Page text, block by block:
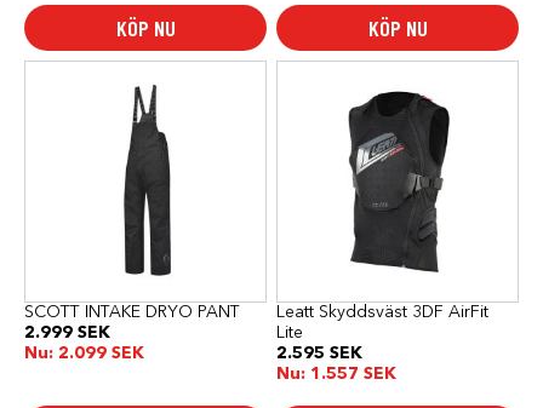
KÖP NU KÖP NU
SCOTT INTAKE DRYO PANT
2.999 SEK
Nu: 2.099 SEK
alternativen
produktsidan
Leatt Skyddsväst 3DF AirFit
Lite
2.595 SEK
Nu: 1.557 SEK
produkten
varianter.
alternativen
produktsidan